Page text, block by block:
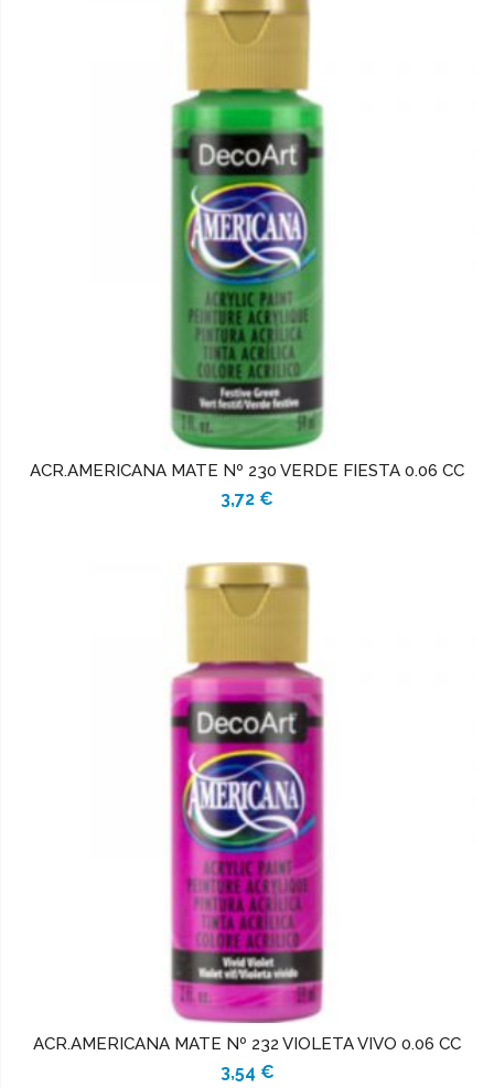
ACR.AMERICANA MATE Nº 230 VERDE FIESTA 0.06 CC
3,72 €
ACR.AMERICANA MATE Nº 232 VIOLETA VIVO 0.06 CC
3,54 €